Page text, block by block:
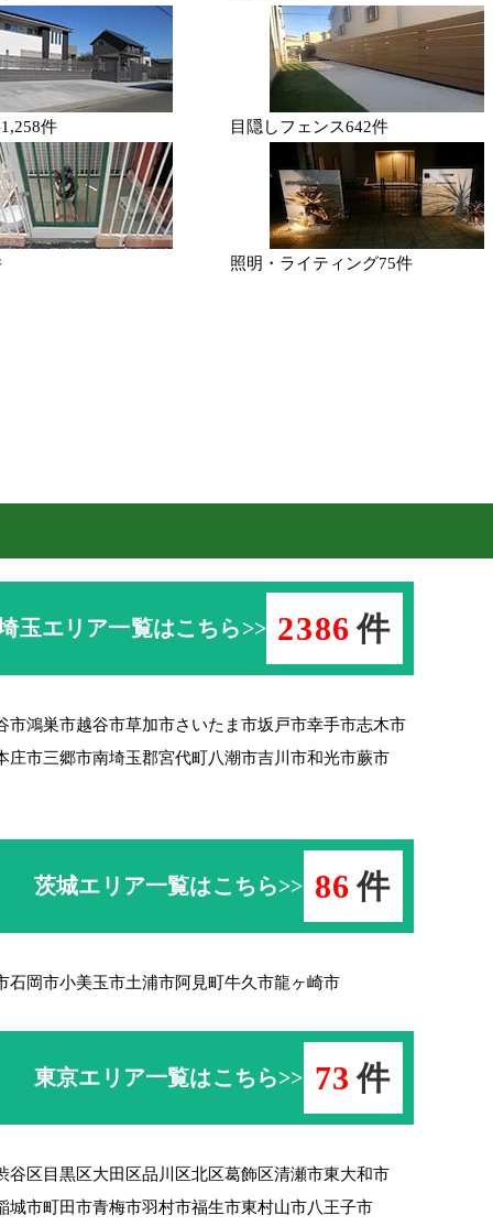
1,258件 目隠しフェンス642件
照明・ライティング75件
玉エリア一覧はこちら>> 2386 件
市鴻巣市越谷市草加市さいたま市坂戸市幸手市志木市
庄市三郷市南埼玉郡宮代町八潮市吉川市和光市蕨市
茨城エリア一覧はこちら>> 86 件
石岡市小美玉市土浦市阿見町牛久市龍ヶ崎市
東京エリア一覧はこちら>> 73 件
谷区 目黒区大田区品川区北区葛飾区清瀬市東大和市
城市町田市青梅市羽村市福生市東村山市八王子市